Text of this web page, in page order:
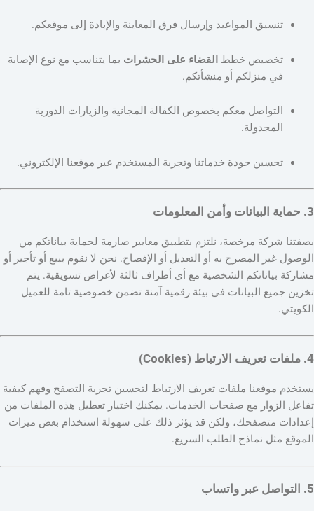
تنسيق المواعيد وإرسال فرق المعاينة والإبادة إلى موقعكم.
تخصيص خطط القضاء على الحشرات بما يتناسب مع نوع الإصابة
في منزلكم أو منشأتكم.
التواصل معكم بخصوص الكفالة المجانية والزيارات الدورية
المجدولة.
تحسين جودة خدماتنا وتجربة المستخدم عبر موقعنا الإلكتروني.
3. حماية البيانات وأمن المعلومات
بصفتنا شركة مرخصة، نلتزم بتطبيق معايير صارمة لحماية بياناتكم من
الوصول غير المصرح به أو التعديل أو الإفصاح. نحن لا نقوم ببيع أو تأجير أو
مشاركة بياناتكم الشخصية مع أي أطراف ثالثة لأغراض تسويقية. يتم
تخزين جميع البيانات في بيئة رقمية آمنة تضمن خصوصية تامة للعميل
الكويتي.
4. ملفات تعريف الارتباط (Cookies)
يستخدم موقعنا ملفات تعريف الارتباط لتحسين تجربة التصفح وفهم كيفية
تفاعل الزوار مع صفحات الخدمات. يمكنك اختيار تعطيل هذه الملفات من
إعدادات متصفحك، ولكن قد يؤثر ذلك على سهولة استخدام بعض ميزات
الموقع مثل نماذج الطلب السريع.
5. التواصل عبر واتساب